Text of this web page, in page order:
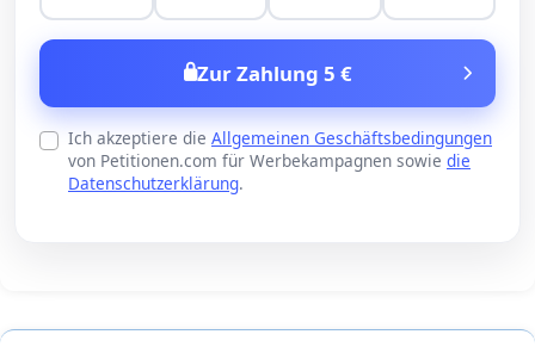
Zur Zahlung 5 €
Ich akzeptiere die Allgemeinen Geschäftsbedingungen
von Petitionen.com für Werbekampagnen sowie die
Datenschutzerklärung.